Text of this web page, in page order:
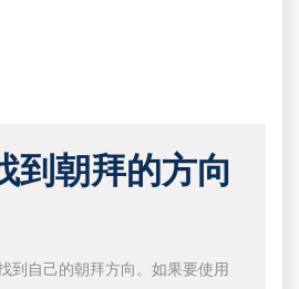
到朝拜的方向
到自己的朝拜方向。如果要使用